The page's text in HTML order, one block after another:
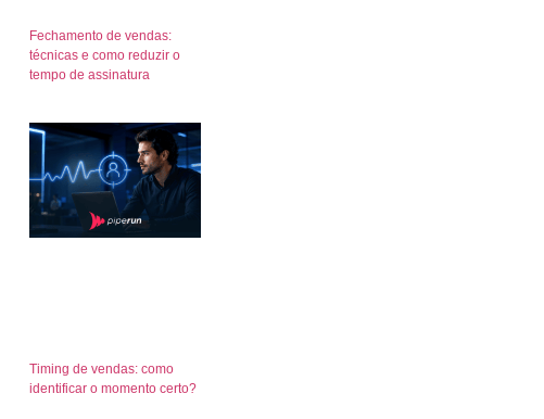
Fechamento de vendas:
técnicas e como reduzir o
tempo de assinatura
Timing de vendas: como
identificar o momento certo?